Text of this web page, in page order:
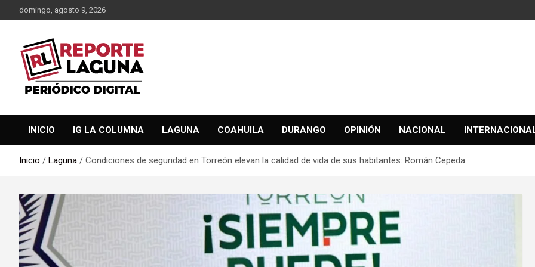
al
domingo, agosto 9, 2026
Reporte Laguna
INICIO IG LA COLUMNA LAGUNA COAHUILA DURANGO OPINIÓN NACIONAL
Inicio Laguna Condiciones de seguridad en Torreón elevan la calidad de vida de sus habitantes: Román Cepeda